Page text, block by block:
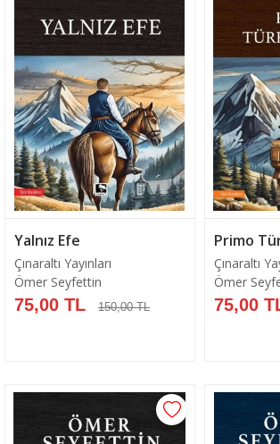
Yalnız Efe
Çınaraltı Yayınları
Ömer Seyfettin
75,00 TL 150,00 TL
Primo
Çınaraltı
Ömer
75,00